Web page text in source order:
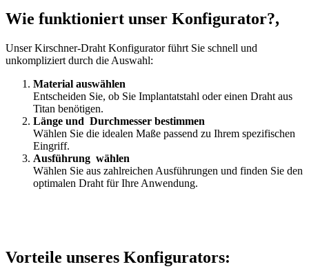
Wie funktioniert unser Konfigurator?,
Unser Kirschner-Draht Konfigurator führt Sie schnell und
unkompliziert durch die Auswahl:
Material auswählen
Entscheiden Sie, ob Sie Implantatstahl oder einen Draht aus
Titan benötigen.
Länge und Durchmesser bestimmen
Wählen Sie die idealen Maße passend zu Ihrem spezifischen
Eingriff.
Ausführung wählen
Wählen Sie aus zahlreichen Ausführungen und finden Sie den
optimalen Draht für Ihre Anwendung.
Vorteile unseres Konfigurators: